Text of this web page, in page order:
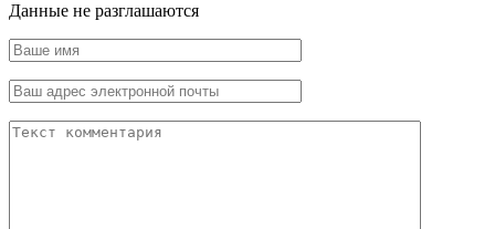
Данные не разглашаются